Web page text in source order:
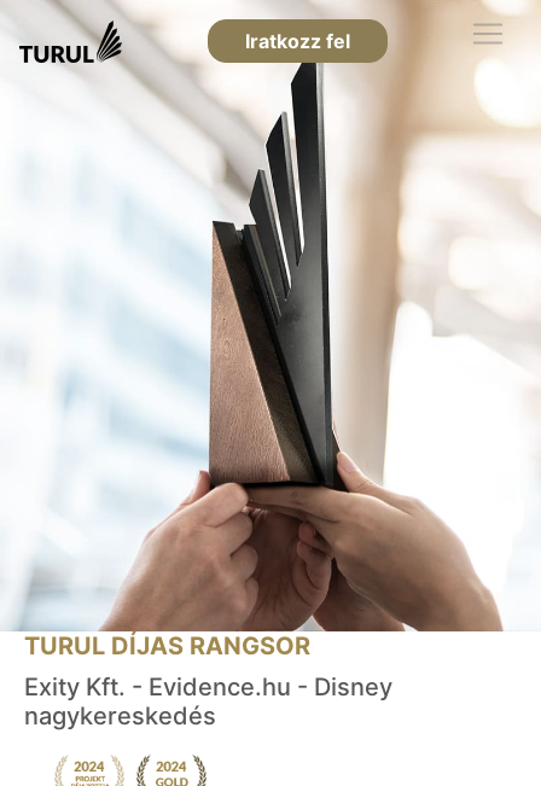
Iratkozz fel
TURUL DÍJAS RANGSOR
Exity Kft. - Evidence.hu - Disney
nagykereskedés